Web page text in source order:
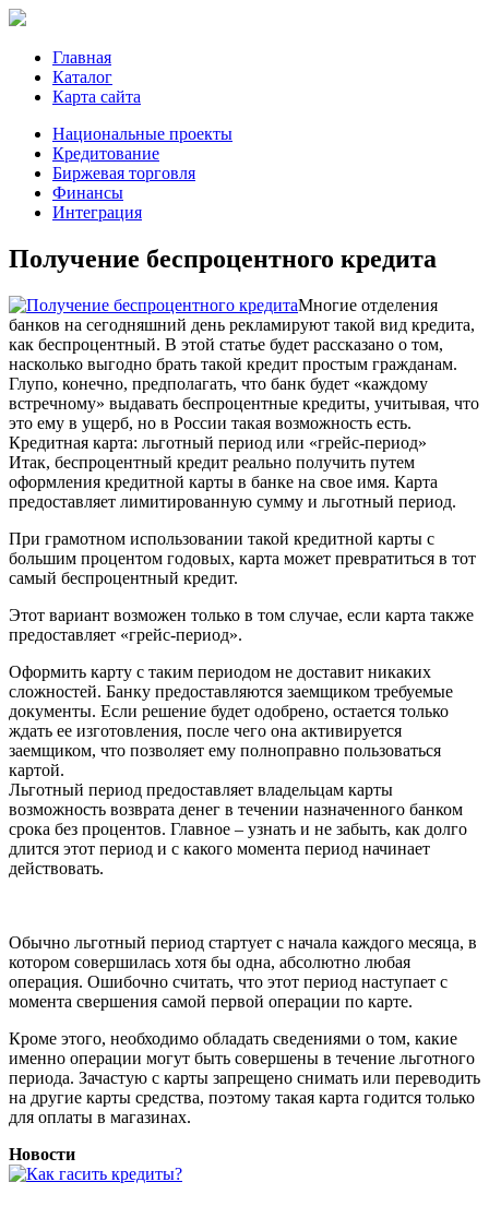
Главная
Каталог
Карта сайта
Национальные проекты
Кредитование
Биржевая торговля
Финансы
Интеграция
Получение беспроцентного кредита
Многие отделения
банков на сегодняшний день рекламируют такой вид кредита,
как беспроцентный. В этой статье будет рассказано о том,
насколько выгодно брать такой кредит простым гражданам.
Глупо, конечно, предполагать, что банк будет «каждому
встречному» выдавать беспроцентные кредиты, учитывая, что
это ему в ущерб, но в России такая возможность есть.
Кредитная карта: льготный период или «грейс-период»
Итак, беспроцентный кредит реально получить путем
оформления кредитной карты в банке на свое имя. Карта
предоставляет лимитированную сумму и льготный период.
При грамотном использовании такой кредитной карты с
большим процентом годовых, карта может превратиться в тот
самый беспроцентный кредит.
Этот вариант возможен только в том случае, если карта также
предоставляет «грейс-период».
Оформить карту с таким периодом не доставит никаких
сложностей. Банку предоставляются заемщиком требуемые
документы. Если решение будет одобрено, остается только
ждать ее изготовления, после чего она активируется
заемщиком, что позволяет ему полноправно пользоваться
картой.
Льготный период предоставляет владельцам карты
возможность возврата денег в течении назначенного банком
срока без процентов. Главное – узнать и не забыть, как долго
длится этот период и с какого момента период начинает
действовать.
Обычно льготный период стартует с начала каждого месяца, в
котором совершилась хотя бы одна, абсолютно любая
операция. Ошибочно считать, что этот период наступает с
момента свершения самой первой операции по карте.
Кроме этого, необходимо обладать сведениями о том, какие
именно операции могут быть совершены в течение льготного
периода. Зачастую с карты запрещено снимать или переводить
на другие карты средства, поэтому такая карта годится только
для оплаты в магазинах.
Новости